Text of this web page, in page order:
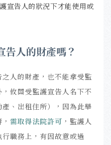
宣告人的狀況下才能使用或
告人的財產嗎？
人的財產，也不能拿受監
攸關受監護宣告人名下不
、出租住所），因為此舉
需取得法院許可 ，監護人
職務上，有因故意或過